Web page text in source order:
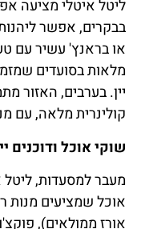
ליטל איטלי מציעה
בבקרים, אפשר ליהנות
או בראנץ' עשיר עם
מלאות בסועדים
יין. בערבים, האזור
קולינרית מלאה, עם
שוקי אוכל ודוכנים
מעבר למסעדות, ליטל
אוכל שמציעים מנות
אורז ממולאים),